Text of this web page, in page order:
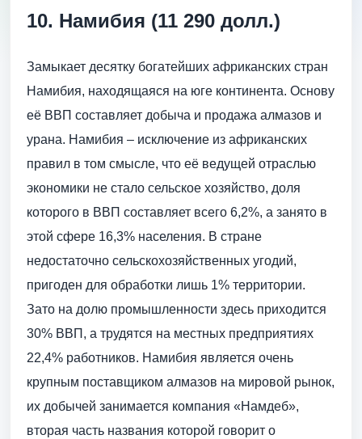
10. Намибия (11 290 долл.)
Замыкает десятку богатейших африканских стран
Намибия, находящаяся на юге континента. Основу
её ВВП составляет добыча и продажа алмазов и
урана. Намибия – исключение из африканских
правил в том смысле, что её ведущей отраслью
экономики не стало сельское хозяйство, доля
которого в ВВП составляет всего 6,2%, а занято в
этой сфере 16,3% населения. В стране
недостаточно сельскохозяйственных угодий,
пригоден для обработки лишь 1% территории.
Зато на долю промышленности здесь приходится
30% ВВП, а трудятся на местных предприятиях
22,4% работников. Намибия является очень
крупным поставщиком алмазов на мировой рынок,
их добычей занимается компания «Намдеб»,
вторая часть названия которой говорит о